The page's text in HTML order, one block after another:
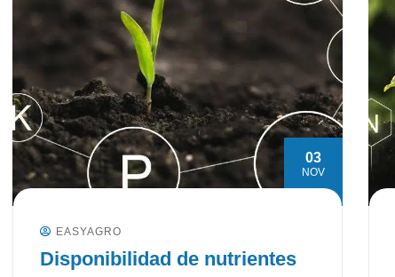
03
NOV
EASYAGRO
Disponibilidad de nutrientes